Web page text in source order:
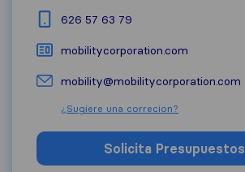
626 57 63 79
mobilitycorporation.com
mobility@mobilitycorporation.com
¿Sugiere una correcion?
Solicita Presupuestos